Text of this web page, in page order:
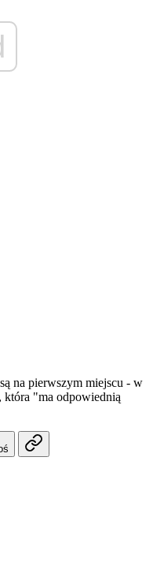
na pierwszym miejscu - w
która "ma odpowiednią